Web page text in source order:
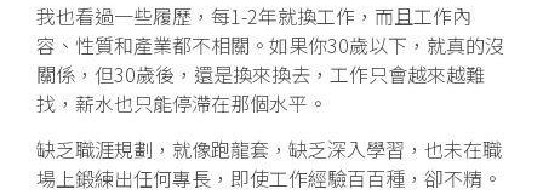
我也看過一些履歷，每1-2年就換工作，而且工作內
容、性質和產業都不相關。如果你30歲以下，就真的沒
關係，但30歲後，還是換來換去，工作只會越來越難
找，薪水也只能停滯在那個水平。
缺乏職涯規劃，就像跑龍套，缺乏深入學習，也未在職
場上鍛練出任何專長，即使工作經驗百百種，卻不精。